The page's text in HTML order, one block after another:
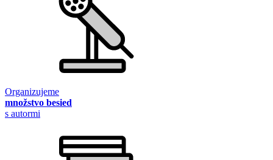
Organizujeme
množstvo besied
s autormi